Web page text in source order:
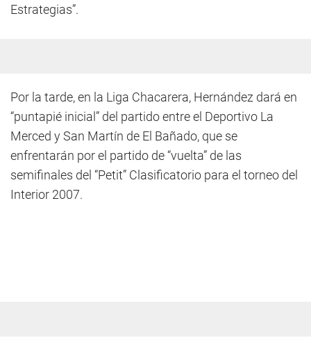
Estrategias”.
Por la tarde, en la Liga Chacarera, Hernández dará en
“puntapié inicial” del partido entre el Deportivo La
Merced y San Martín de El Bañado, que se
enfrentarán por el partido de “vuelta” de las
semifinales del “Petit” Clasificatorio para el torneo del
Interior 2007.